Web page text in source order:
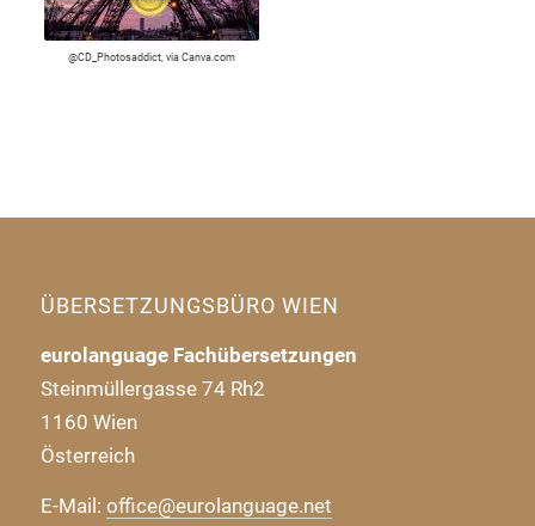
@CD_Photosaddict, via Canva.com
ÜBERSETZUNGSBÜRO WIEN
eurolanguage Fachübersetzungen
Steinmüllergasse 74 Rh2
1160 Wien
Österreich
E-Mail: office@eurolanguage.net